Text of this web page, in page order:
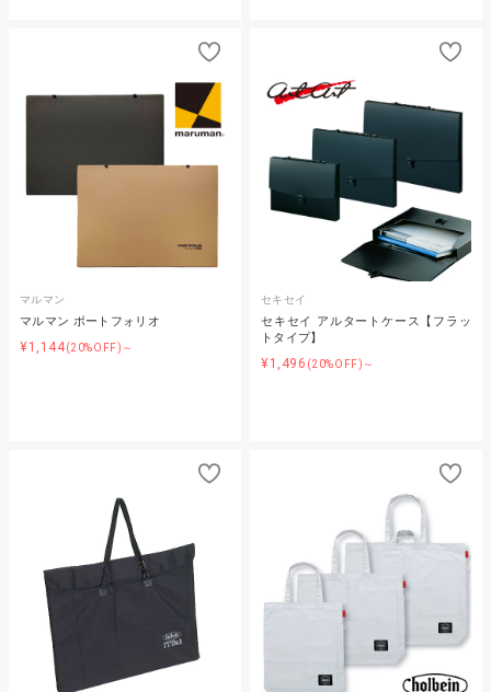
マルマン
マルマン ポートフォリオ
¥1,144(20%OFF)～
セキセイ
セキセイ アルタートケース【フラッ
トタイプ】
¥1,496 (20%OFF)～